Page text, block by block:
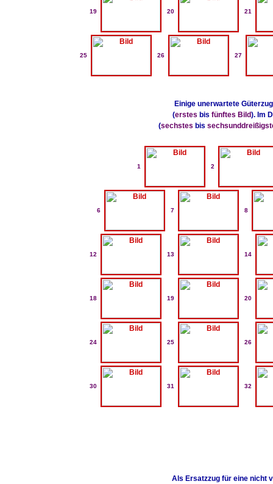
19 20 21
25 26 27
Einige unerwartete
(erstes bis fünftes Bild). Im
(sechstes bis
1 2
6 7 8
12 13 14
18 19 20
24 25 26
30 31 32
Als Ersatzzug für eine nicht